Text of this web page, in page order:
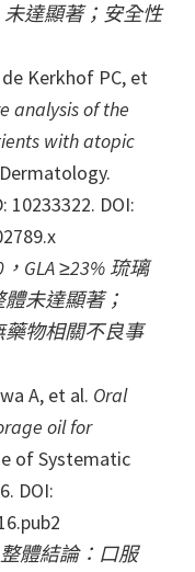
未達顯著；安全性
Kerkhof PC, et
analysis of the
with atopic
10233322. DOI:
GLA ≥23% 琉璃
未達顯著；
藥物相關不良事
A, et al. Oral
oil for
of Systematic
DOI:
整體結論：口服